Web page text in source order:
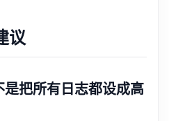
议
把所有日志都设成高